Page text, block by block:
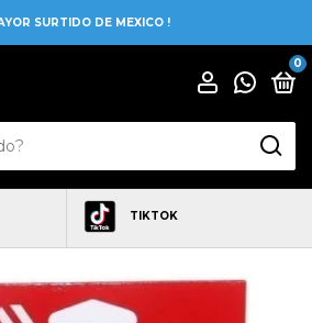
SURTIDO DE MEXICO !
0
TIKTOK